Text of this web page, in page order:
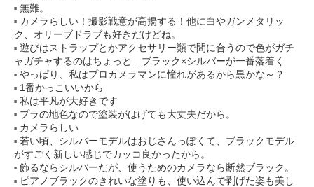
無難。
カメラらしい！撮影戦意が高揚する！他に白やガンメタリッ
ク、オリーブドラブも好きだけどね。
遊びはストラップとかアクセサリー類で間に合うので色がガチ
ャガチャするのはちょっと…ブラック×シルバーが一番落着く
やっぱり、私はプロカメラマンに憧れがあるから黒かな～？
1番かっこいいから
私は平凡が大好きです
プラの地色なので塗装がはげても大丈夫だから。
カメラらしい
若い頃、シルバーモデルはおじさんっぽくて、ブラックモデル
がすごく新しい感じでカッコ良かったから。
飾るならシルバーだが、使うためのカメラなら断然ブラック。
ピアノブラックのきれいな塗りも、使い込んで剥げた姿も美し